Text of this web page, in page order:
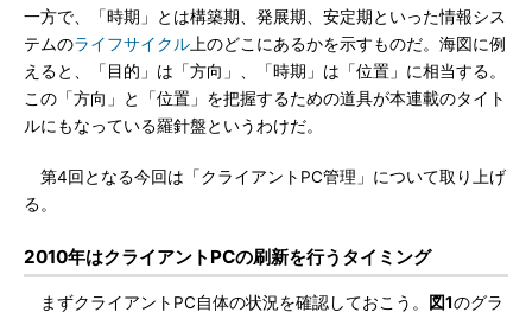
一方で、「時期」とは構築期、発展期、安定期といった情報シス
テムのライフサイクル 上のどこにあるかを示すものだ。海図に例
えると、「目的」は「方向」、「時期」は「位置」に相当する。
この「方向」と「位置」を把握するための道具が本連載のタイト
ルにもなっている羅針盤というわけだ。
第4回となる今回は「クライアントPC管理」について取り上げ
る。
2010年はクライアントPCの刷新を行うタイミング
まずクライアントPC自体の状況を確認しておこう。 図1のグラ